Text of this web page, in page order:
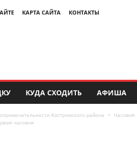
КАРТА САЙТА КОНТАКТЫ
КУДА СХОДИТЬ АФИША
Костромского района
Часовня
часовня